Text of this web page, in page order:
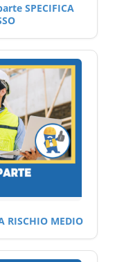
SPECIFICA
RISCHIO MEDIO